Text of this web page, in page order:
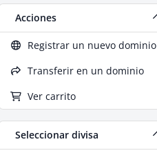
Acciones
Registrar un nuevo dominio
Transferir en un dominio
Ver carrito
Seleccionar divisa